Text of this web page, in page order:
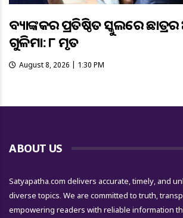
ବ୍ୟାଙ୍କକର ପ୍ରତିଷ୍ଠିତ ସ୍କୁଲରେ
ଗୁଳିମାଡ଼: ୮ ମୃତ
August 8, 2026 | 1:30 PM
ABOUT US
Satyapatha.com delivers accurate, timely, and
diverse topics. We are committed to truth,
empowering readers with reliable information